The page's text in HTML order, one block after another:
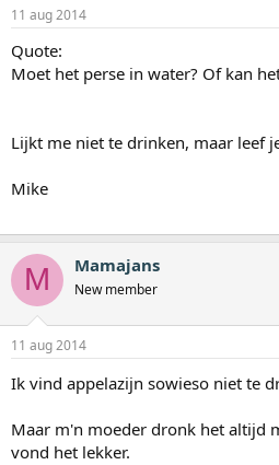
11 aug 2014
Quote:
Moet het perse in water? Of kan
Lijkt me niet te drinken, maar leef
Mike
M Mamajans
New member
11 aug 2014
Ik vind appelazijn sowieso niet te
Maar m'n moeder dronk het altijd
vond het lekker.